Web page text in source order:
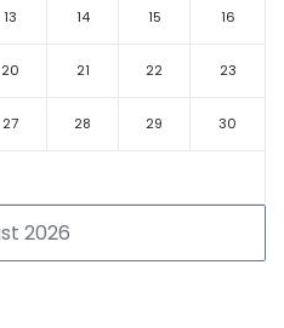
2026
13 14 15 16
20 21 22 23
27 28 29 30